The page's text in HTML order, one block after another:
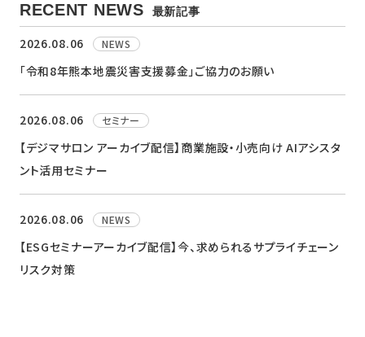
RECENT NEWS 最新記事
2026.08.06 NEWS
「令和8年熊本地震災害支援募金」ご協力のお願い
2026.08.06 セミナー
【デジマサロン アーカイブ配信】商業施設・小売向け AIアシスタ
ント活用セミナー
2026.08.06 NEWS
【ESGセミナーアーカイブ配信】今、求められるサプライチェーン
リスク対策